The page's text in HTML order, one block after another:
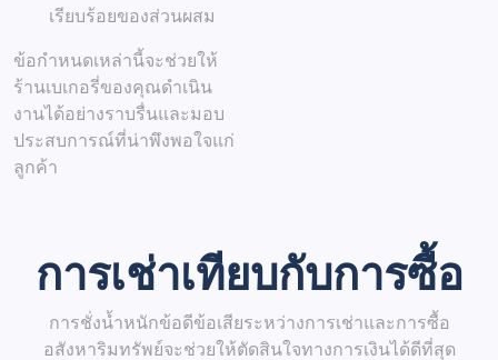
เรียบร้อยของส่วนผสม
ข้อกำหนดเหล่านี้จะช่วยให้
ร้านเบเกอรี่ของคุณดำเนิน
งานได้อย่างราบรื่นและมอบ
ประสบการณ์ที่น่าพึงพอใจแก่
ลูกค้า
การเช่าเทียบกับการซื้อ
การชั่งน้ำหนักข้อดีข้อเสียระหว่างการเช่าและการซื้อ
อสังหาริมทรัพย์จะช่วยให้ตัดสินใจทางการเงินได้ดีที่สุด